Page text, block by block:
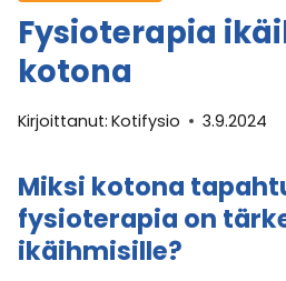
Fysioterapia
kotona
Kirjoittanut: Kotifysio 3.9.2024
Miksi kotona
fysioterapia on
ikäihmisille?